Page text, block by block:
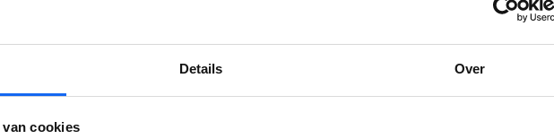
Details Over
cookies